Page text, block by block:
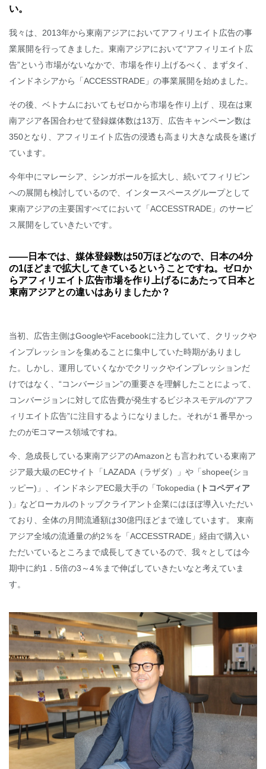
い。
我々は、2013年から東南アジアにおいてアフィリエイト広告の事
業展開を行ってきました。東南アジアにおいて“アフィリエイト広
告”という市場がないなかで、市場を作り上げるべく、まずタイ、
インドネシアから「ACCESSTRADE」の事業展開を始めました。
その後、ベトナムにおいてもゼロから市場を作り上げ 、現在は東
南アジア各国合わせて登録媒体数は13万、広告キャンペーン数は
350となり、アフィリエイト広告の浸透も高まり大きな成長を遂げ
ています。
今年中にマレーシア、シンガポールを拡大し、続いてフィリピン
への展開も検討しているので、インタースペースグループとして
東南アジアの主要国すべてにおいて「ACCESSTRADE」のサービ
ス展開をしていきたいです。
――日本では、媒体登録数は50万ほどなので、日本の4分
の1ほどまで拡大してきているということですね。ゼロか
らアフィリエイト広告市場を作り上げるにあたって日本と
東南アジアとの違いはありましたか？
当初、広告主側はGoogleやFacebookに注力していて、クリックや
インプレッションを集めることに集中していた時期がありまし
た。しかし、運用していくなかでクリックやインプレッションだ
けではなく、“コンバージョン”の重要さを理解したことによって、
コンバージョンに対して広告費が発生するビジネスモデルの“アフ
ィリエイト広告”に注目するようになりました。それが１番早かっ
たのがEコマース領域ですね。
今、急成長している東南アジアのAmazonとも言われている東南ア
ジア最大級のECサイト「LAZADA（ラザダ）」や「shopee(ショ
ッピー)」、インドネシアEC最大手の「Tokopedia ( トコペディア
)」などローカルのトップクライアント企業にはほぼ導入いただい
ており、全体の月間流通額は30億円ほどまで達しています。 東南
アジア全域の流通量の約2％を「ACCESSTRADE」経由で購入い
ただいているところまで成長してきているので、我々としては今
期中に約1．5倍の3～4％まで伸ばしていきたいなと考えていま
す。